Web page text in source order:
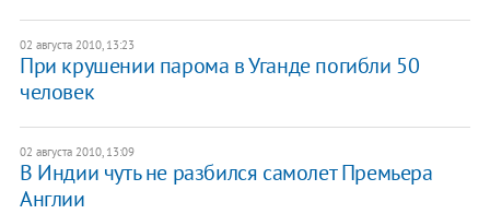
02 августа 2010, 13:23
При крушении парома в Уганде погибли 50
человек
02 августа 2010, 13:09
В Индии чуть не разбился самолет Премьера
Англии